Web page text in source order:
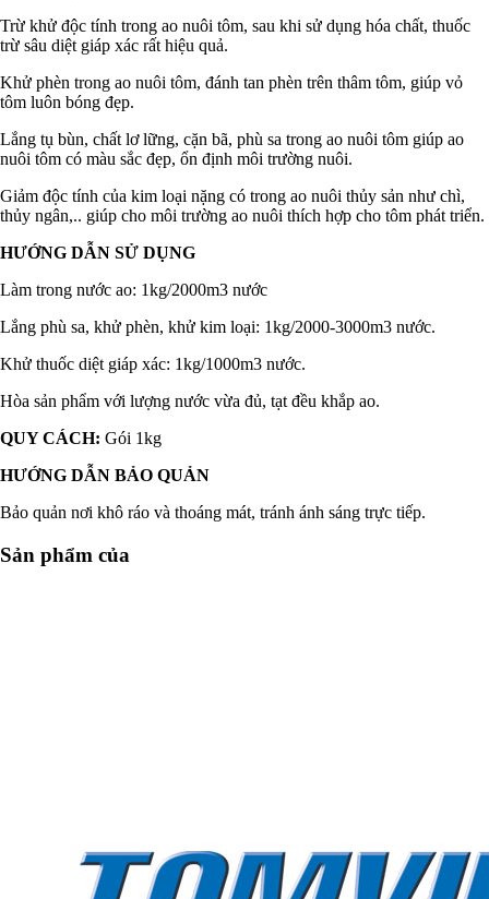
Trừ khử độc tính trong ao nuôi tôm, sau khi sử dụng hóa chất, thuốc
trừ sâu diệt giáp xác rất hiệu quả.
Khử phèn trong ao nuôi tôm, đánh tan phèn trên thâm tôm, giúp vỏ
tôm luôn bóng đẹp.
Lắng tụ bùn, chất lơ lững, cặn bã, phù sa trong ao nuôi tôm giúp ao
nuôi tôm có màu sắc đẹp, ổn định môi trường nuôi.
Giảm độc tính của kim loại nặng có trong ao nuôi thủy sản như chì,
thủy ngân,.. giúp cho môi trường ao nuôi thích hợp cho tôm phát triển.
HƯỚNG DẪN SỬ DỤNG
Làm trong nước ao: 1kg/2000m3 nước
Lắng phù sa, khử phèn, khử kim loại: 1kg/2000-3000m3 nước.
Khử thuốc diệt giáp xác: 1kg/1000m3 nước.
Hòa sản phẩm với lượng nước vừa đủ, tạt đều khắp ao.
QUY CÁCH: Gói 1kg
HƯỚNG DẪN BẢO QUẢN
Bảo quản nơi khô ráo và thoáng mát, tránh ánh sáng trực tiếp.
Sản phẩm của